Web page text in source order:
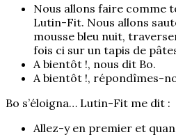
Nous allons faire comme
Lutin-Fit. Nous allons
mousse bleu nuit,
fois ci sur un tapis de
A bientôt !, nous dit Bo.
A bientôt !, répondîmes-
Bo s’éloigna… Lutin-Fit me dit :
Allez-y en premier et